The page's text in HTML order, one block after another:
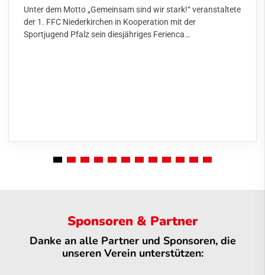
Unter dem Motto „Gemeinsam sind wir stark!“ veranstaltete
der 1. FFC Niederkirchen in Kooperation mit der
Sportjugend Pfalz sein diesjähriges Ferienca…
Sponsoren & Partner
Danke an alle Partner und Sponsoren, die
unseren Verein unterstützen: